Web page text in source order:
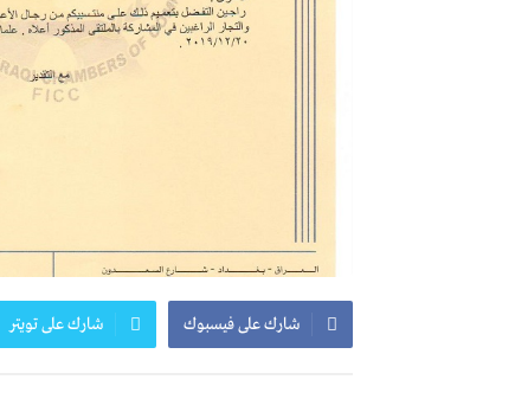
شارك على فيسبوك شارك على تويتر